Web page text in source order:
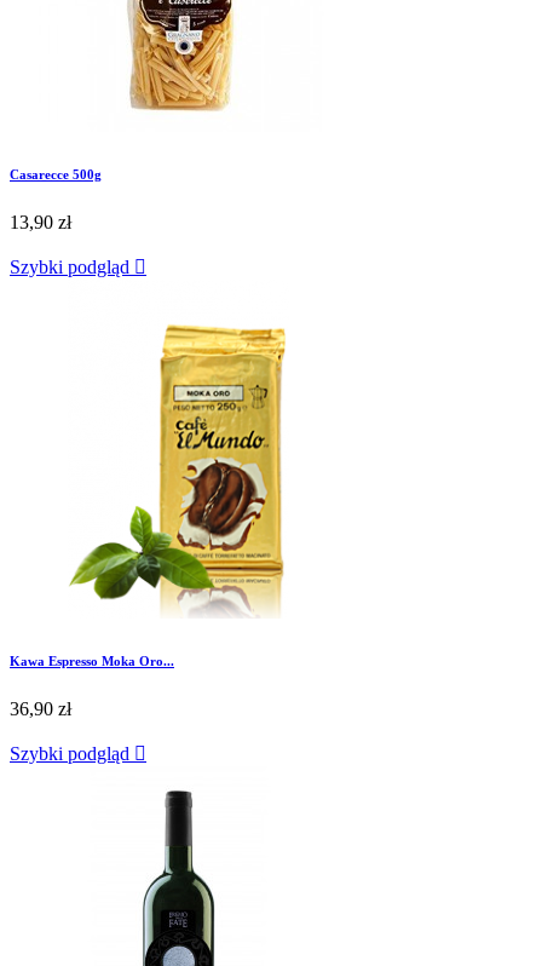
Casarecce 500g
13,90 zł
Szybki podgląd 
Kawa Espresso Moka Oro...
36,90 zł
Szybki podgląd 